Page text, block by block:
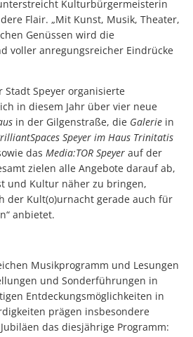
Kulturbürgermeisterin
Flair. „Mit Kunst, Musik, Theater,
Genüssen wird die
voller anregungsreicher Eindrücke
Stadt Speyer organisierte
in diesem Jahr über vier neue
in der Gilgenstraße, die Galerie in
Speyer im Haus Trinitatis
das Media:TOR Speyer auf der
zielen alle Angebote darauf ab,
und Kultur näher zu bringen,
der Kult(o)urnacht gerade auch für
anbietet.
Musikprogramm und Lesungen
und Sonderführungen in
Entdeckungsmöglichkeiten in
prägen insbesondere
das diesjährige Programm: